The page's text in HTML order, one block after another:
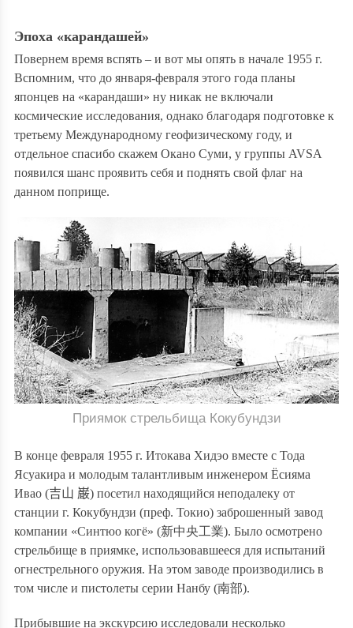
Эпоха «карандашей»
Повернем время вспять – и вот мы опять в начале 1955 г.
Вспомним, что до января-февраля этого года планы
японцев на «карандаши» ну никак не включали
космические исследования, однако благодаря подготовке к
третьему Международному геофизическому году, и
отдельное спасибо скажем Окано Суми, у группы AVSA
появился шанс проявить себя и поднять свой флаг на
данном поприще.
Приямок стрельбища Кокубундзи
В конце февраля 1955 г. Итокава Хидэо вместе с Тода
Ясуакира и молодым талантливым инженером Ёсияма
Ивао (吉山 巌) посетил находящийся неподалеку от
станции г. Кокубундзи (преф. Токио) заброшенный завод
компании «Синтюо когё» (新中央工業). Было осмотрено
стрельбище в приямке, использовавшееся для испытаний
огнестрельного оружия. На этом заводе производились в
том числе и пистолеты серии Нанбу (南部).
Прибывшие на экскурсию исследовали несколько